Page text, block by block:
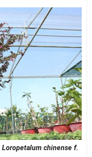
Loropetalum chinense f.